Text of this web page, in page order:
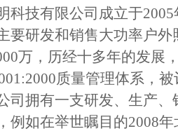
科技有限公司成立于
要研发和销售大功率户
万，历经十多年的发展
质量管理体系，
司拥有一支研发、生产
例如在举世瞩目的2008